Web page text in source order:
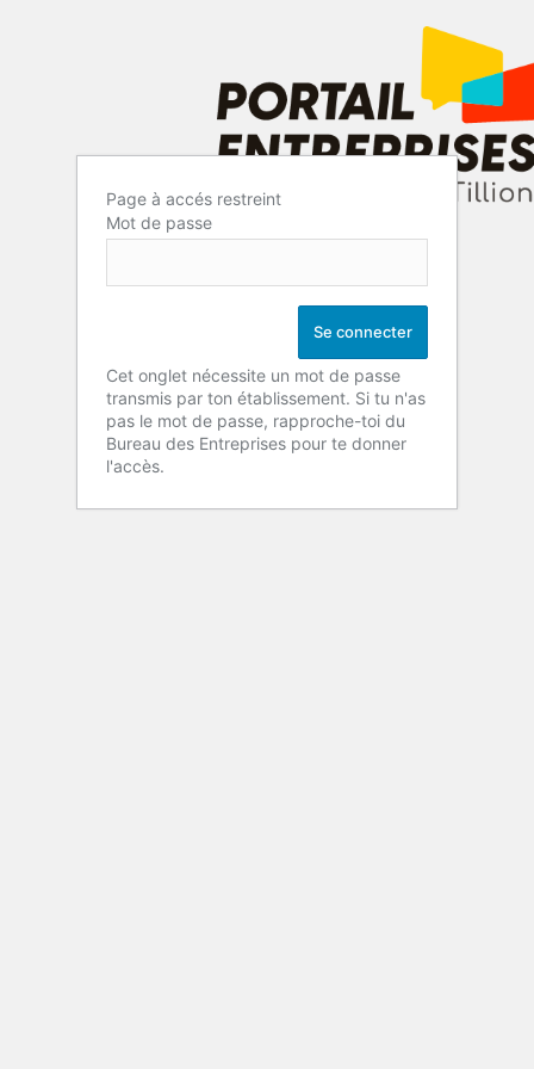
Page à accés restreint
Mot de passe
Cet onglet nécessite un mot de passe
transmis par ton établissement. Si tu n'as
pas le mot de passe, rapproche-toi du
Bureau des Entreprises pour te donner
l'accès.